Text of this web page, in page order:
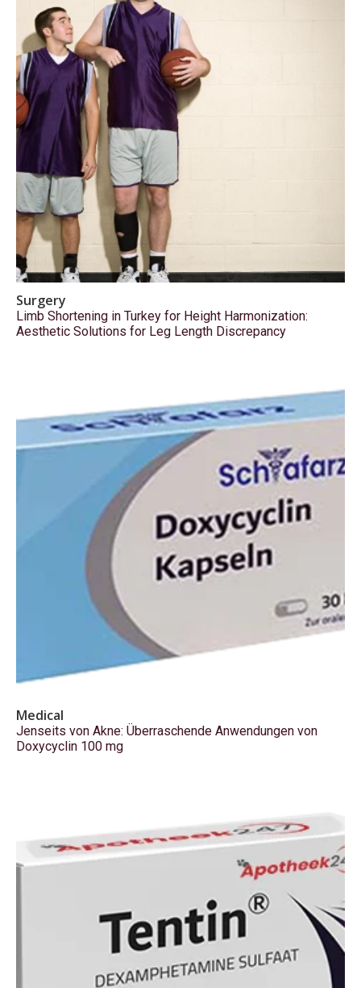
Surgery
Limb Shortening in Turkey for Height Harmonization:
Aesthetic Solutions for Leg Length Discrepancy
Medical
Jenseits von Akne: Überraschende Anwendungen von
Doxycyclin 100 mg